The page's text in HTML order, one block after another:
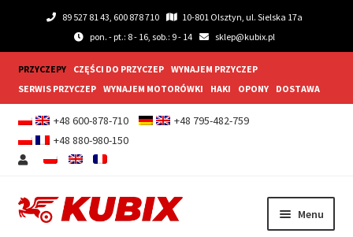
89 527 81 43, 600 878 710
10-801 Olsztyn, ul. Sielska 17a
pon. - pt.: 8 - 16, sob.: 9 - 14
sklep@kubix.pl
PRZYCZEPY CZĘŚCI DO PRZYCZEP
WYNAJEM PRZYCZEP
SERWIS PRZYCZEP
WYNAJEM MOTORÓWKI HAKI OPONY DOSTAWA
+48 600-878-710
+48 795-482-759
+48 880-980-150
Przejdź
Przejdź
Menu